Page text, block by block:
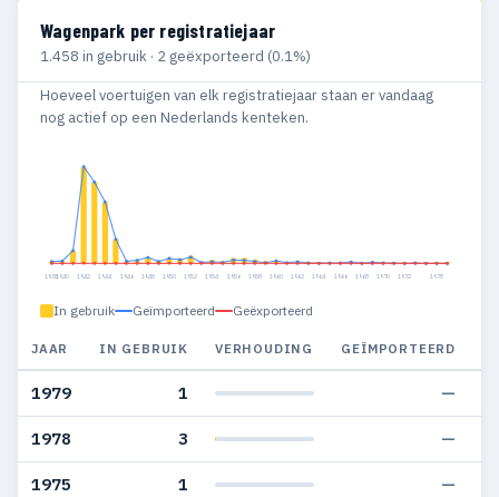
Wagenpark per registratiejaar
1.458 in gebruik · 2 geëxporteerd (0.1%)
Hoeveel voertuigen van elk registratiejaar staan er vandaag
nog actief op een Nederlands kenteken.
19381940 1942 1944 1946 1948 1950 1952 1954 1956 1958 1960 1962 1964 1966 1968 1970 1972 1978
In gebruik Geïmporteerd Geëxporteerd
JAAR IN GEBRUIK VERHOUDING GEÏMPORTEERD
1979 1 —
1978 3 —
1975 1 —